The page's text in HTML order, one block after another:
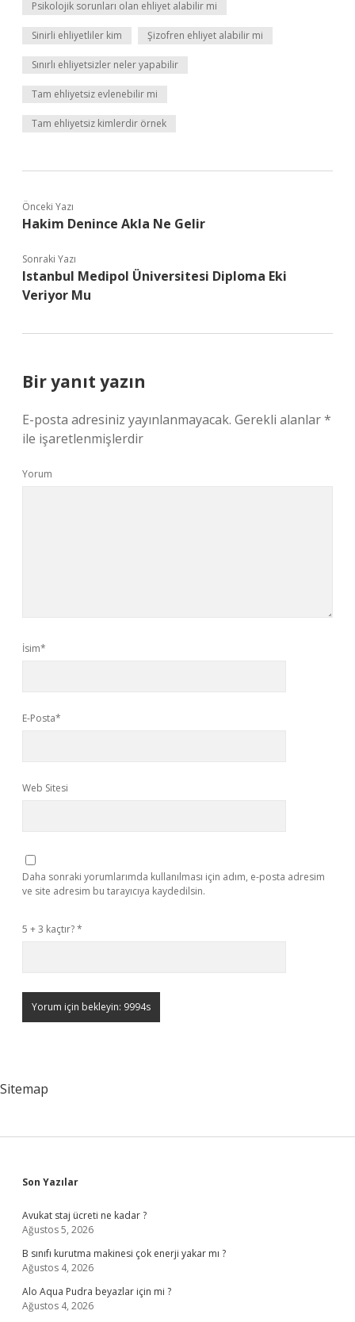
Psikolojik sorunları olan ehliyet alabilir mi
Sinirli ehliyetliler kim Şizofren ehliyet alabilir mi
Sınırlı ehliyetsizler neler yapabilir
Tam ehliyetsiz evlenebilir mi
Tam ehliyetsiz kimlerdir örnek
Önceki Yazı
Hakim Denince Akla Ne Gelir
Sonraki Yazı
Istanbul Medipol Üniversitesi Diploma Eki
Veriyor Mu
Bir yanıt yazın
E-posta adresiniz yayınlanmayacak. Gerekli alanlar*
ile işaretlenmişlerdir
Yorum
İsim*
E-Posta*
Web Sitesi
Daha sonraki yorumlarımda kullanılması için adım, e-posta adresim
ve site adresim bu tarayıcıya kaydedilsin.
5 + 3 kaçtır?*
Sitemap
Sidebar
Son Yazılar
Avukat staj ücreti ne kadar ?
Ağustos 5, 2026
B sınıfı kurutma makinesi çok enerji yakar mı ?
Ağustos 4, 2026
Alo Aqua Pudra beyazlar için mi ?
Ağustos 4, 2026